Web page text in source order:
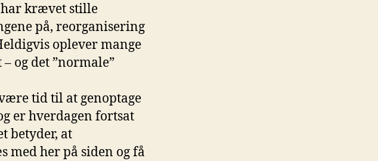
har krævet stille
på, reorganisering
oplever mange
og det ”normale”
tid til at genoptage
er hverdagen fortsat
betyder, at
her på siden og få